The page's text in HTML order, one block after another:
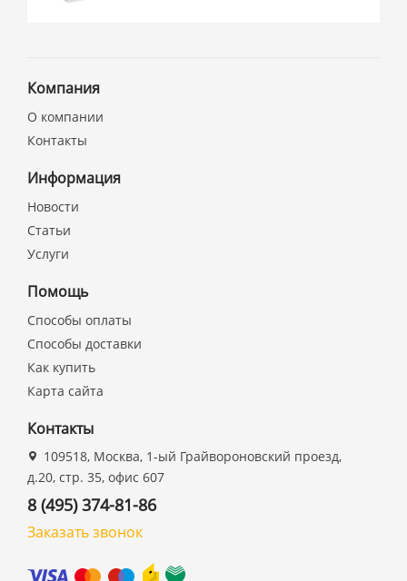
Компания
О компании
Контакты
Информация
Новости
Статьи
Услуги
Помощь
Способы оплаты
Способы доставки
Как купить
Карта сайта
Контакты
109518, Москва, 1-ый Грайвороновский проезд,
д.20, стр. 35, офис 607
8 (495) 374-81-86
Заказать звонок